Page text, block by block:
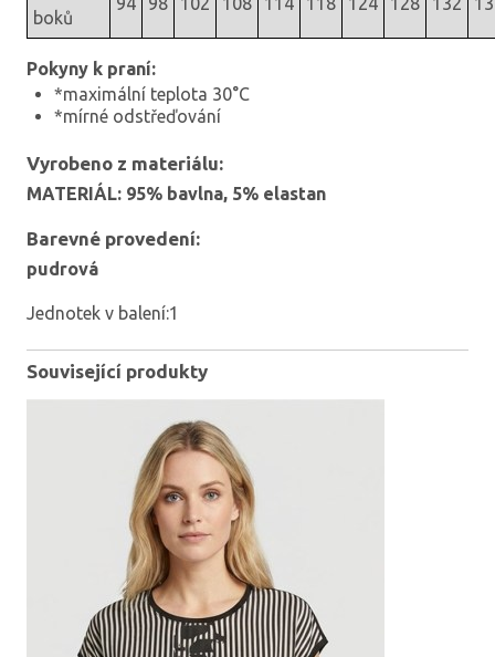
boků
Pokyny k praní:
*maximální teplota 30°C
*mírné odstřeďování
Vyrobeno z materiálu:
MATERIÁL: 95% bavlna, 5% elastan
Barevné provedení:
pudrová
Jednotek v balení:1
Související produkty